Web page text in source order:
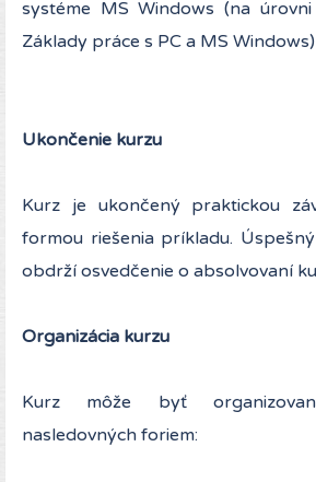
systéme MS Windows (na
Základy práce s PC a MS Windows)
Ukončenie kurzu
Kurz je ukončený praktickou
formou riešenia príkladu.
obdrží osvedčenie o absolvovaní
Organizácia kurzu
Kurz môže byť
nasledovných foriem: